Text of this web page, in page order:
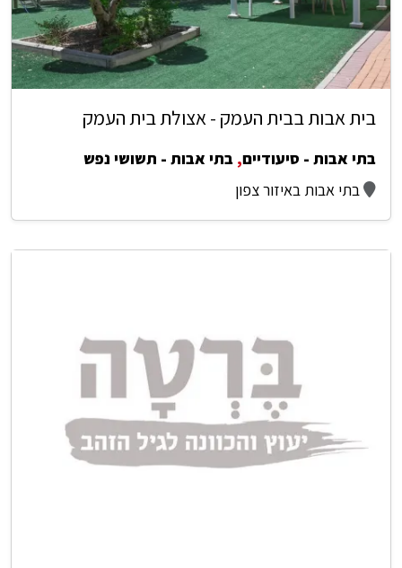
בית אבות בבית העמק - אצולת בית העמק
בתי אבות - סיעודיים, בתי אבות - תשושי נפש
בתי אבות באיזור צפון